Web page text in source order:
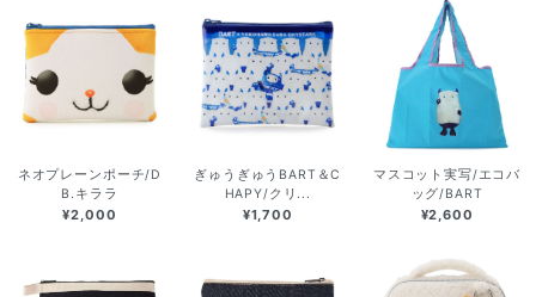
ネオプレーンポーチ/D
B.キララ
¥2,000
ぎゅうぎゅうBART＆C
HAPY/クリ...
¥1,700
マスコット実写/エコバ
ッグ/BART
¥2,600